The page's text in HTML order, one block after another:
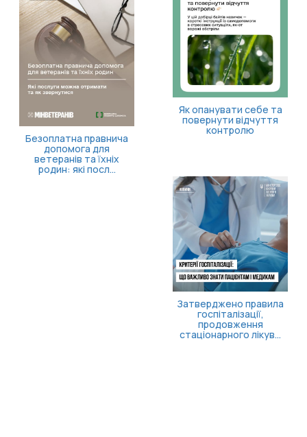
Безоплатна правнича
допомога для
ветеранів та їхніх
родин: які посл...
Як опанувати себе та
повернути відчуття
контролю
Затверджено правила
госпіталізації,
продовження
стаціонарного лікув...